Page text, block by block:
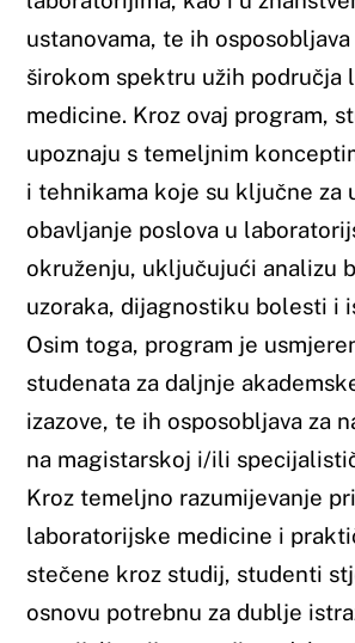
obavljanje poslova u laboratorijskom
okruženju, uključujući analizu bioloških
uzoraka, dijagnostiku bolesti i
Osim toga, program je usmjeren na
studenata za daljnje akademske i stručne
izazove, te ih osposobljava za nastavak
na magistarskoj i/ili specijalističkoj
Kroz temeljno razumijevanje principa
laboratorijske medicine i praktične
stečene kroz studij, studenti stječu
osnovu potrebnu za dublje istraživanje i
specijalizaciju u svojim odabranim
interesa. Nadalje, program potiče
učenje i stručno usavršavanje kako bi
ostali informirani o najnovijim
laboratorijskoj medicini i mogli
svoje vještine i znanja promjenjivim
potrebama u industriji. Kroz
nadograđivanje svojih kompetencija,
diplomirani studenti preddiplomskog
studijskog programa Laboratorijska